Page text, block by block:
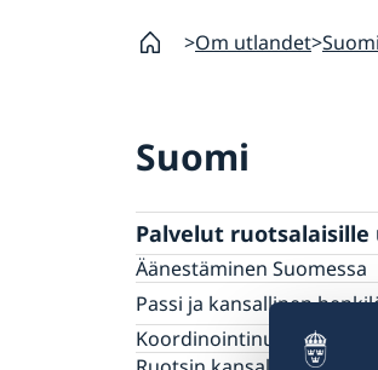
Om utlandet Suomi
Suomi
Palvelut ruotsalaisille
Äänestäminen Suomessa
Passi ja kansallinen
Tavallinen passi
Koordinointinumero